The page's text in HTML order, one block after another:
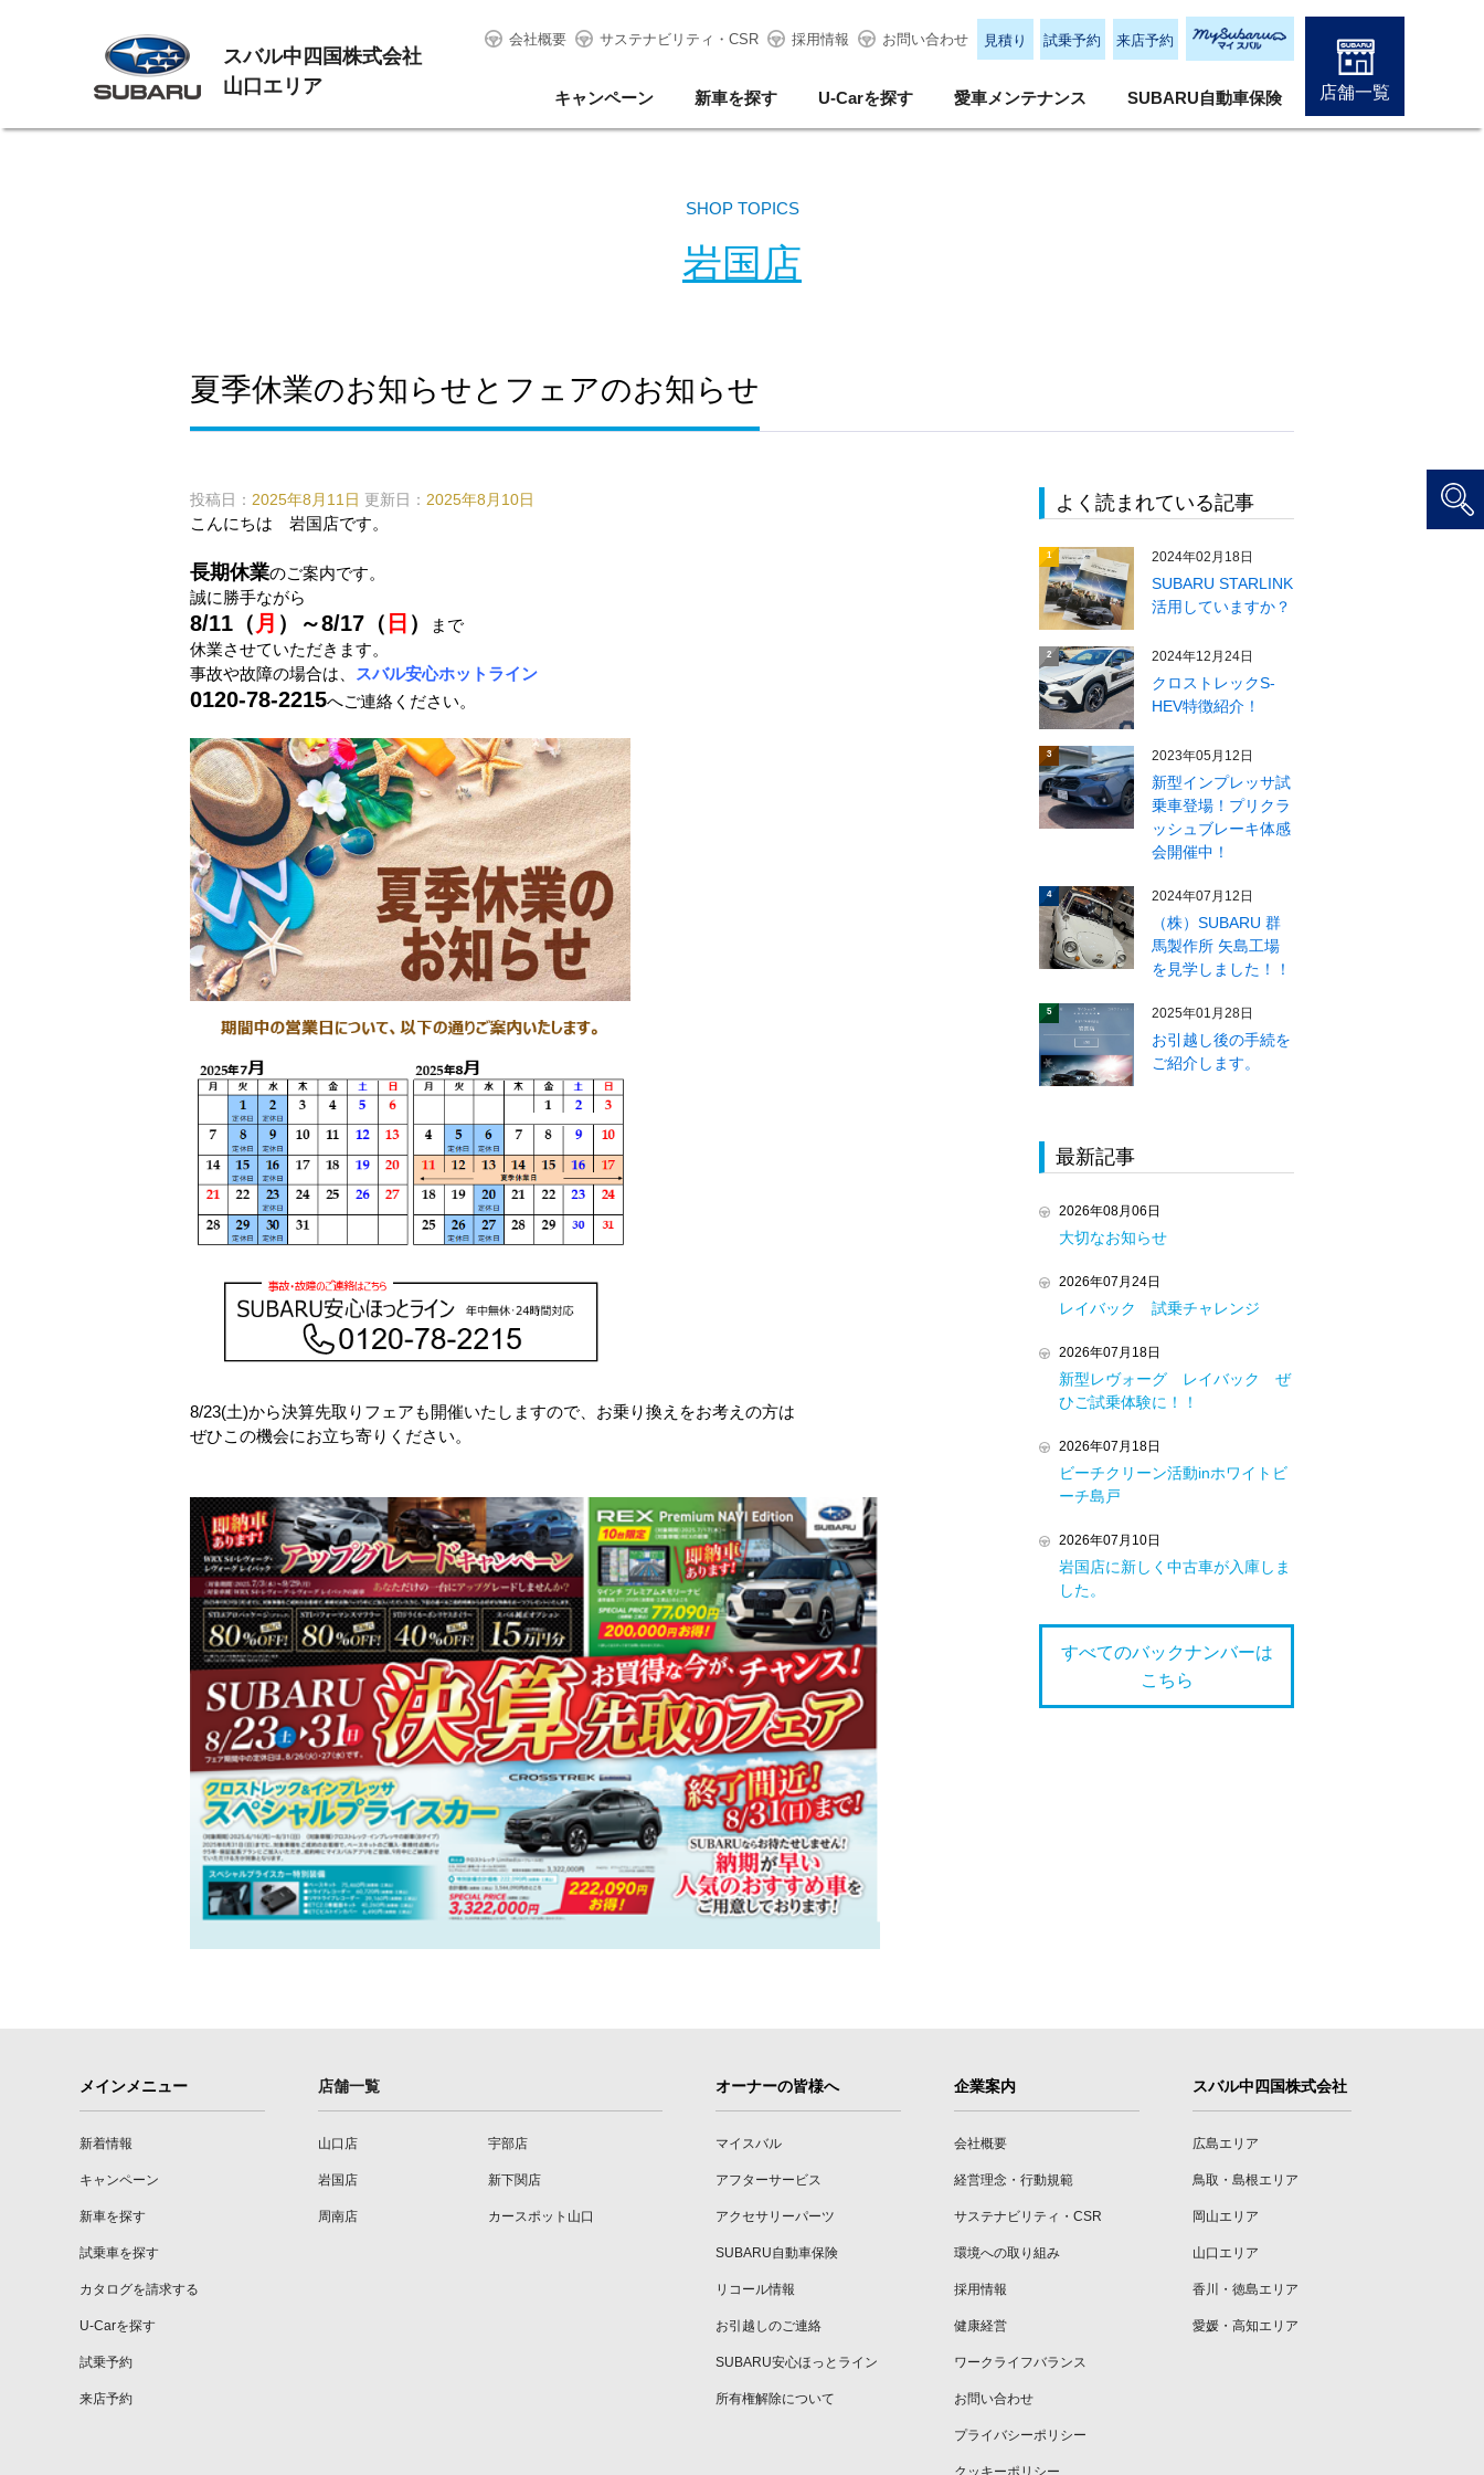
スバル中四国株式会社
山口エリア
会社概要 サステナビリティ・CSR 採用情報 お問い合わせ 見積り 試乗予約 来店予約
キャンペーン 新車を探す U-Carを探す 愛車メンテナンス SUBARU自動車保険 店舗一覧
SHOP TOPICS
岩国店
夏季休業のお知らせとフェアのお知らせ
投稿日： 2025年8月11日 更新日： 2025年8月10日
こんにちは 岩国店です。
長期休業のご案内です。
誠に勝手ながら
8/11（ 月 ）～8/17（ 日 ）
まで
休業させていただきます。
事故や故障の場合は、
スバル安心ホットライン
0120-78-2215へご連絡ください。
8/23(土)から決算先取りフェアも開催いたしますので、お乗り換えをお考えの方は
ぜひこの機会にお立ち寄りください。
よく読まれている記事
1 2024年02月18日
SUBARU STARLINK
活用していますか？
2 2024年12月24日
クロストレックS-
HEV特徴紹介！
3 2023年05月12日
新型インプレッサ試
乗車登場！プリクラ
ッシュブレーキ体感
会開催中！
4 2024年07月12日
（株）SUBARU 群
馬製作所 矢島工場
を見学しました！！
5 2025年01月28日
お引越し後の手続を
ご紹介します。
最新記事
2026年08月06日
大切なお知らせ
2026年07月24日
レイバック 試乗チャレンジ
2026年07月18日
新型レヴォーグ レイバック ぜ
ひご試乗体験に！！
2026年07月18日
ビーチクリーン活動inホワイトビ
ーチ島戸
2026年07月10日
岩国店に新しく中古車が入庫しま
した。
すべてのバックナンバーは
こちら
メインメニュー
新着情報
キャンペーン
新車を探す
試乗車を探す
カタログを請求する
U-Carを探す
試乗予約
来店予約
店舗一覧
山口店 宇部店
岩国店 新下関店
周南店 カースポット山口
オーナーの皆様へ
マイスバル
アフターサービス
アクセサリーパーツ
SUBARU自動車保険
リコール情報
お引越しのご連絡
SUBARU安心ほっとライン
所有権解除について
企業案内
会社概要
経営理念・行動規範
サステナビリティ・CSR
環境への取り組み
採用情報
健康経営
ワークライフバランス
お問い合わせ
プライバシーポリシー
クッキーポリシー
スバル中四国株式会社
広島エリア
鳥取・島根エリア
岡山エリア
山口エリア
香川・徳島エリア
愛媛・高知エリア